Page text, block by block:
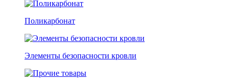
Поликарбонат
Элементы безопасности кровли